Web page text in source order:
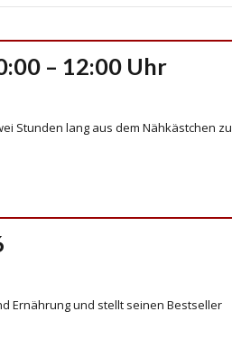
– 12:00 Uhr
Stunden lang aus dem Nähkästchen zu
Ernährung und stellt seinen Bestseller